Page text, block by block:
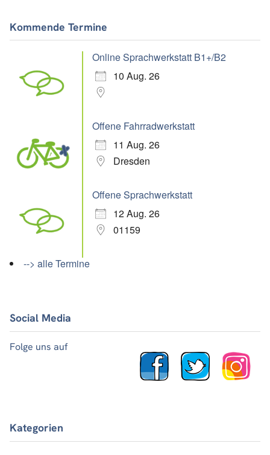
Kommende Termine
Online Sprachwerkstatt B1+/B2
10 Aug. 26
Offene Fahrradwerkstatt
11 Aug. 26
Dresden
Offene Sprachwerkstatt
12 Aug. 26
01159
--> alle Termine
Social Media
Folge uns auf
Kategorien